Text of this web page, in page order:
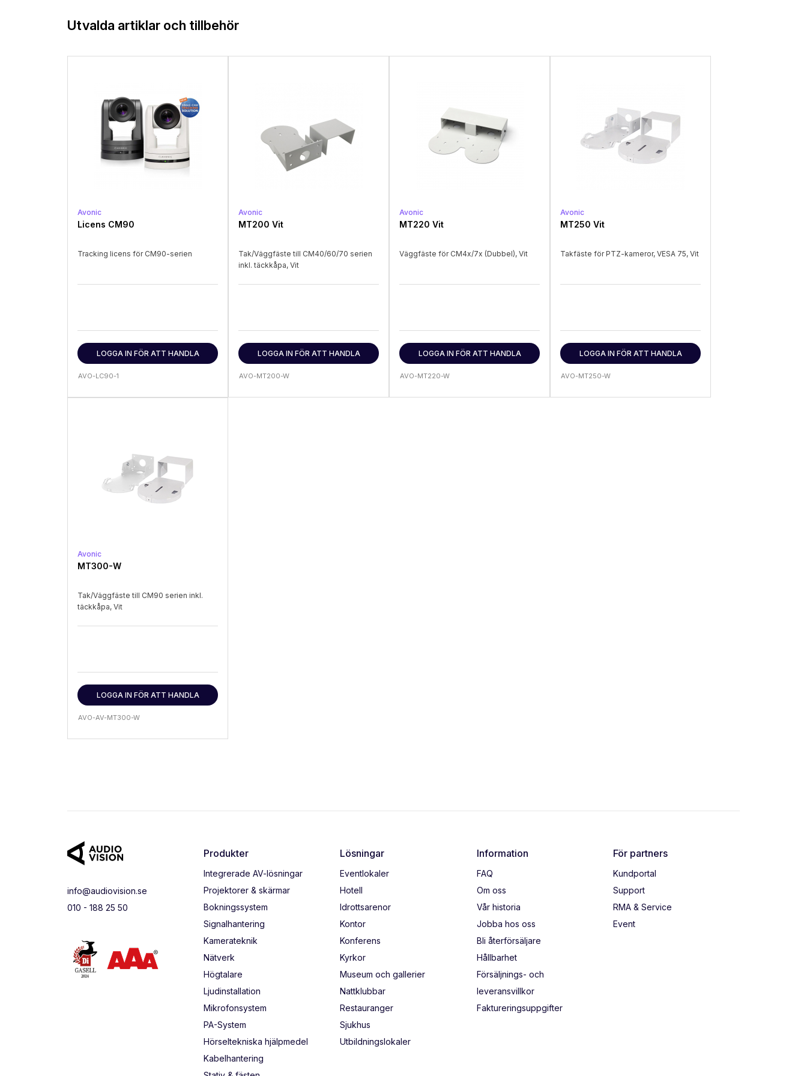
Utvalda artiklar och tillbehör
Avonic
Licens CM90
Tracking licens för CM90-serien
LOGGA IN FÖR ATT HANDLA
AVO-LC90-1
Avonic
MT200 Vit
Tak/Väggfäste till CM40/60/70 serien
inkl. täckkåpa, Vit
LOGGA IN FÖR ATT HANDLA
AVO-MT200-W
Avonic
MT220 Vit
Väggfäste för CM4x/7x (Dubbel), Vit
LOGGA IN FÖR ATT HANDLA
AVO-MT220-W
Avonic
MT250 Vit
Takfäste för PTZ-kameror, VESA 75, Vit
LOGGA IN FÖR ATT HANDLA
AVO-MT250-W
Avonic
MT300-W
Tak/Väggfäste till CM90 serien inkl.
täckkåpa, Vit
LOGGA IN FÖR ATT HANDLA
AVO-AV-MT300-W
info@audiovision.se
010 - 188 25 50
Produkter
Integrerade AV-lösningar
Projektorer & skärmar
Bokningssystem
Signalhantering
Kamerateknik
Nätverk
Högtalare
Ljudinstallation
Mikrofonsystem
PA-System
Hörseltekniska hjälpmedel
Kabelhantering
Lösningar
Eventlokaler
Hotell
Idrottsarenor
Kontor
Konferens
Kyrkor
Museum och gallerier
Nattklubbar
Restauranger
Sjukhus
Utbildningslokaler
Information
FAQ
Om oss
Vår historia
Jobba hos oss
Bli återförsäljare
Hållbarhet
Försäljnings- och
leveransvillkor
Faktureringsuppgifter
För partners
Kundportal
Support
RMA & Service
Event